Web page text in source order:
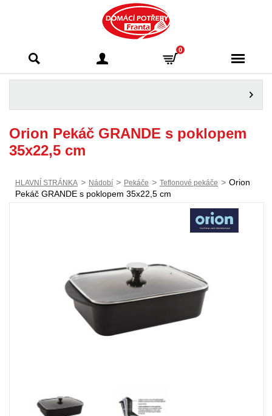
Franta - Příbram
0
Orion Pekáč GRANDE s poklopem
35x22,5 cm
HLAVNÍ STRÁNKA > Nádobí > Pekáče > Teflonové pekáče > Orion
Pekáč GRANDE s poklopem 35x22,5 cm